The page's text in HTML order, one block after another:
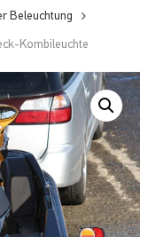
Beleuchtung
Kombileuchte